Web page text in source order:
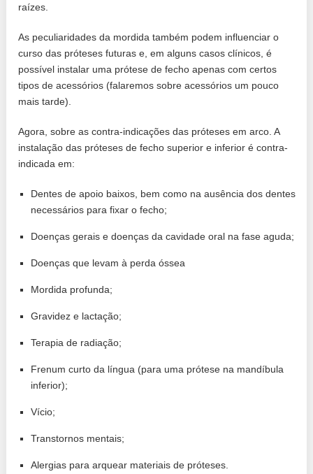
raízes.
As peculiaridades da mordida também podem influenciar o
curso das próteses futuras e, em alguns casos clínicos, é
possível instalar uma prótese de fecho apenas com certos
tipos de acessórios (falaremos sobre acessórios um pouco
mais tarde).
Agora, sobre as contra-indicações das próteses em arco. A
instalação das próteses de fecho superior e inferior é contra-
indicada em:
Dentes de apoio baixos, bem como na ausência dos dentes
necessários para fixar o fecho;
Doenças gerais e doenças da cavidade oral na fase aguda;
Doenças que levam à perda óssea
Mordida profunda;
Gravidez e lactação;
Terapia de radiação;
Frenum curto da língua (para uma prótese na mandíbula
inferior);
Vício;
Transtornos mentais;
Alergias para arquear materiais de próteses.